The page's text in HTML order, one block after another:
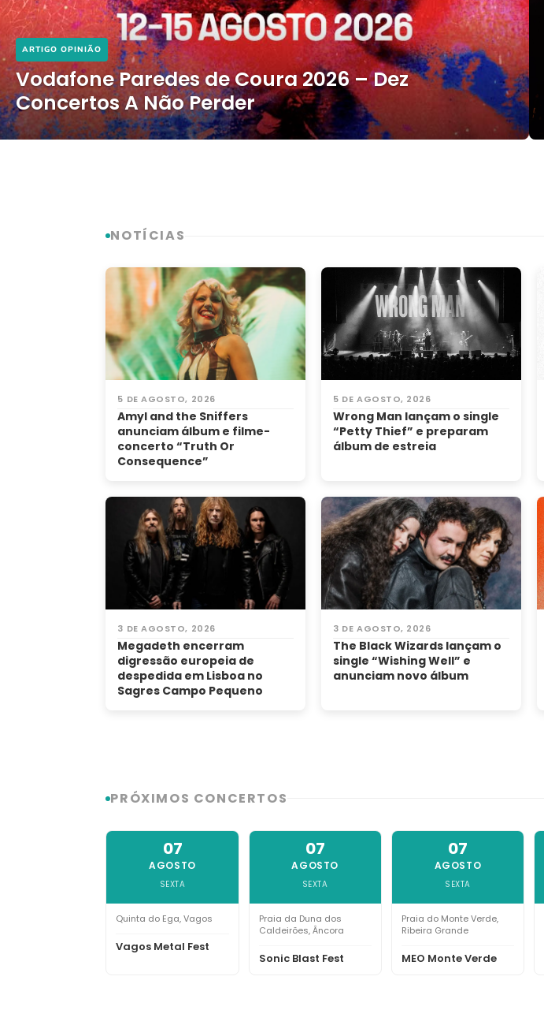
ARTIGO OPINIÃO
Vodafone Paredes de Coura 2026 – Dez
Concertos A Não Perder
NOTÍCIAS
5 DE AGOSTO, 2026
Amyl and the Sniffers
anunciam álbum e filme-
concerto “Truth Or
Consequence”
5 DE AGOSTO, 2026
Wrong Man lançam o single
“Petty Thief” e preparam
álbum de estreia
3 DE AGOSTO, 2026
Megadeth encerram
digressão europeia de
despedida em Lisboa no
Sagres Campo Pequeno
3 DE AGOSTO, 2026
The Black Wizards lançam o
single “Wishing Well” e
anunciam novo álbum
PRÓXIMOS CONCERTOS
07
AGOSTO
SEXTA
Quinta do Ega, Vagos
Vagos Metal Fest
07
AGOSTO
SEXTA
Praia da Duna dos
Caldeirões, Âncora
Sonic Blast Fest
07
AGOSTO
SEXTA
Praia do Monte Verde,
Ribeira Grande
MEO Monte Verde